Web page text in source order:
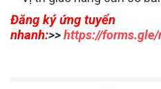
Đăng ký ứng tuyển
nhanh:>>https://forms.gle/